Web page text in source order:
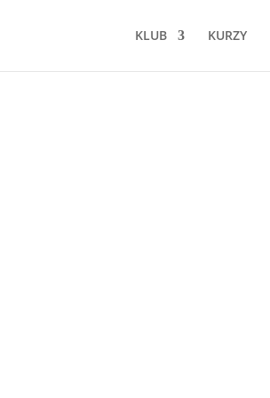
KLUB KURZY